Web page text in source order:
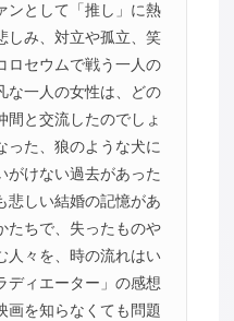
ンとして「推し」に熱
しみ、対立や孤立、笑
ロセウムで戦う一人の
な一人の女性は、どの
間と交流したのでしょ
った、狼のような犬に
がけない過去があった
悲しい結婚の記憶があ
たちで、失ったものや
人々を、時の流れはい
ディエーター」の感想
画を知らなくても問題